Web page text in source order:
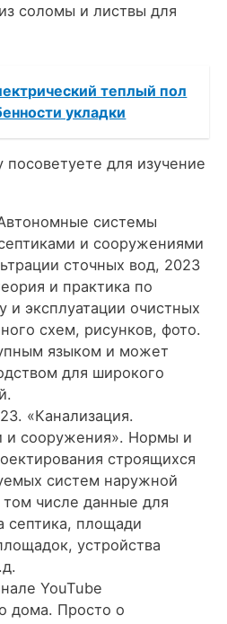
соломы и листвы для
теплый пол
укладки
посоветуете для изучение
системы
и сооружениями
сточных вод, 2023
и практика по
и эксплуатации очистных
схем, рисунков, фото.
языком и может
для широкого
«Канализация.
сооружения». Нормы и
строящихся
систем наружной
том числе данные для
септика, площади
устройства
YouTube
дома. Просто о